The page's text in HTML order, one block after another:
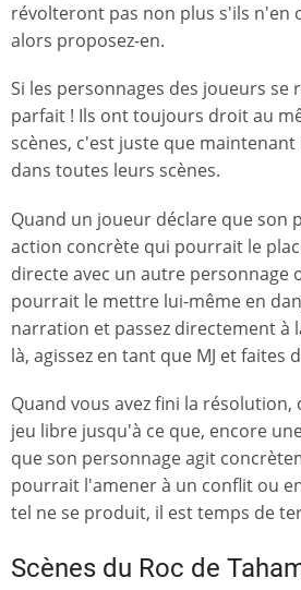
révolteront pas non plus s'ils n'en
alors proposez-en.
Si les personnages des joueurs se
parfait ! Ils ont toujours droit au
scènes, c'est juste que
dans toutes leurs scènes.
Quand un joueur déclare que son
action concrète qui pourrait le
directe avec un autre personnage
pourrait le mettre lui-même en
narration et passez directement à
là, agissez en tant que MJ et faites
Quand vous avez fini la résolution,
jeu libre jusqu'à ce que, encore
que son personnage agit
pourrait l'amener à un conflit ou
tel ne se produit, il est temps de
Scènes du Roc de